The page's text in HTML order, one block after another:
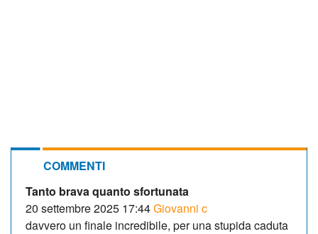
COMMENTI
Tanto brava quanto sfortunata
20 settembre 2025 17:44Giovanni c
davvero un finale incredibile, per una stupida caduta